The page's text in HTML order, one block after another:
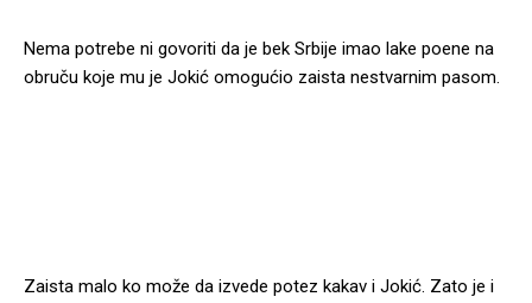
Nema potrebe ni govoriti da je bek Srbije imao lake poene na
obruču koje mu je Jokić omogućio zaista nestvarnim pasom.
Zaista malo ko može da izvede potez kakav i Jokić. Zato je i